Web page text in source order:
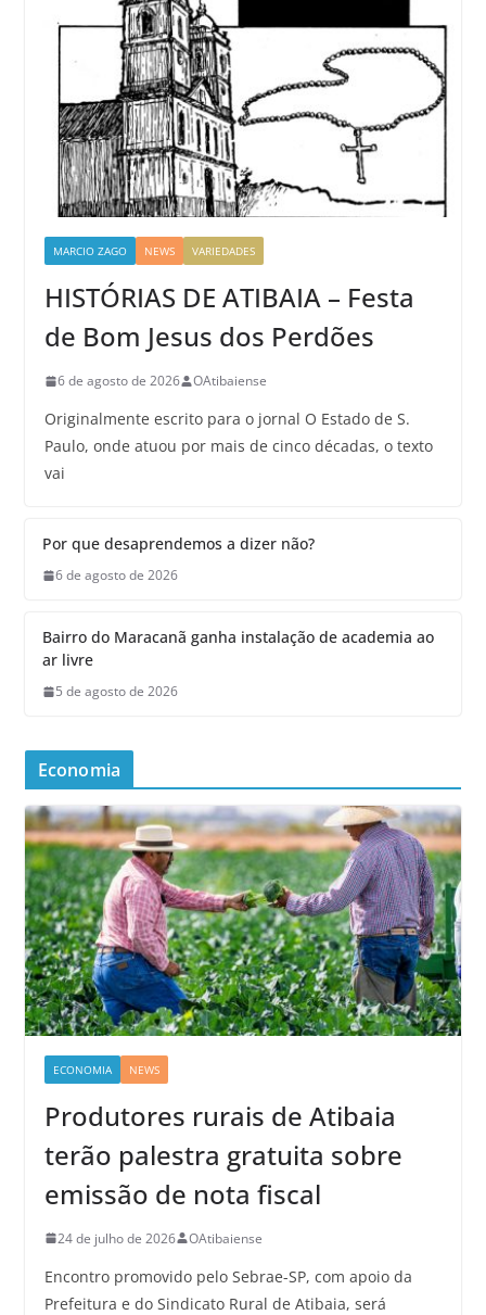
MARCIO ZAGO NEWS VARIEDADES
HISTÓRIAS DE ATIBAIA – Festa
de Bom Jesus dos Perdões
6 de agosto de 2026 OAtibaiense
Originalmente escrito para o jornal O Estado de S.
Paulo, onde atuou por mais de cinco décadas, o texto
vai
Por que desaprendemos a dizer não?
6 de agosto de 2026
Bairro do Maracanã ganha instalação de academia ao
ar livre
5 de agosto de 2026
Economia
ECONOMIA NEWS
Produtores rurais de Atibaia
terão palestra gratuita sobre
emissão de nota fiscal
24 de julho de 2026 OAtibaiense
Encontro promovido pelo Sebrae-SP, com apoio da
Prefeitura e do Sindicato Rural de Atibaia, será